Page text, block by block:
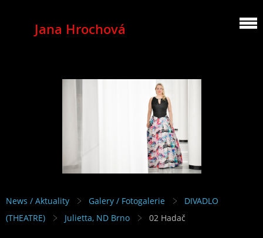
Jana Hrochová
MEZZOSOPRANO
News / Aktuality Galery / Fotogalerie
DIVADLO
(THEATRE)
Julietta, ND Brno 02 Hadač